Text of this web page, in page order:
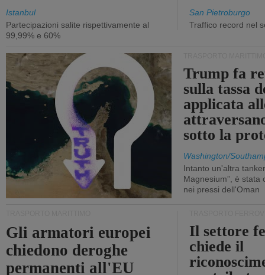
Istanbul
Partecipazioni salite rispettivamente al
99,99% e 60%
San Pietroburgo
Traffico record nel
Trump fa
sulla tassa
applicata
sotto la
Washington/
Intanto un'altra
Magnesium”, è stata
nei pressi dell'Oman
Gli armatori europei
chiedono deroghe
permanenti all'EU
Il settore
chiede il